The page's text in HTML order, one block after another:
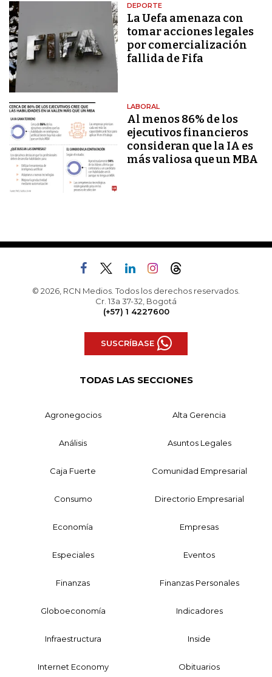
DEPORTE
La Uefa amenaza con
tomar acciones legales
por comercialización
fallida de Fifa
LABORAL
Al menos 86% de los
ejecutivos financieros
consideran que la IA es
más valiosa que un MBA
© 2026, RCN Medios. Todos los derechos reservados.
Cr. 13a 37-32, Bogotá
(+57) 1 4227600
SUSCRÍBASE
TODAS LAS SECCIONES
Agronegocios Alta Gerencia
Análisis Asuntos Legales
Caja Fuerte Comunidad Empresarial
Consumo Directorio Empresarial
Economía Empresas
Especiales Eventos
Finanzas Finanzas Personales
Globoeconomía Indicadores
Infraestructura Inside
Internet Economy Obituarios